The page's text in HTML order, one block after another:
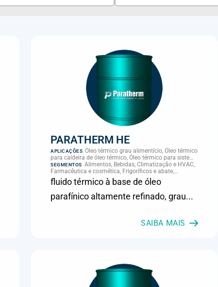
PARATHERM HE
APLICAÇÕES Óleo térmico grau alimentício, Óleo térmico
para caldeira de óleo térmico, Óleo térmico para sistema
térmico, Óleo térmico para transferência de calor,
Transferência térmica
SEGMENTOS Alimentos, Bebidas, Climatização e HVAC,
Farmacêutica e cosmética, Frigoríficos e abate,
Laticínios, Panificação, Química e petroquímica,
Supermercados e refrigeração comercial
fluido térmico à base de óleo
parafínico altamente refinado, grau...
SAIBA MAIS